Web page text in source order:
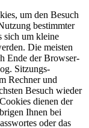
um den Besuch
bestimmter
sich um kleine
Die meisten
Ende der Browser-
Sitzungs-
Rechner und
Besuch wieder
dienen der
Ihnen bei
oder das